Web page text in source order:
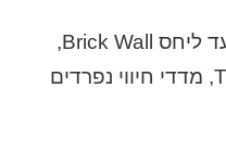
המכשיר כולל מאפיינים מתקדמים כמו זמני התקף ושחרור אוטומטיים המותאמים לסיגנל הנכנס, יחסי דחיסה משתנים עד ליחס Brick Wall,
ופילטרים ייעודיים לסיידצ'יין לשליטה מדויקת בסיגנל הנכנס והשפעתו על הקומפרסור. בנוסף, ה88C מצויד בכניסות TRS, מדדי חיווי נפרדים